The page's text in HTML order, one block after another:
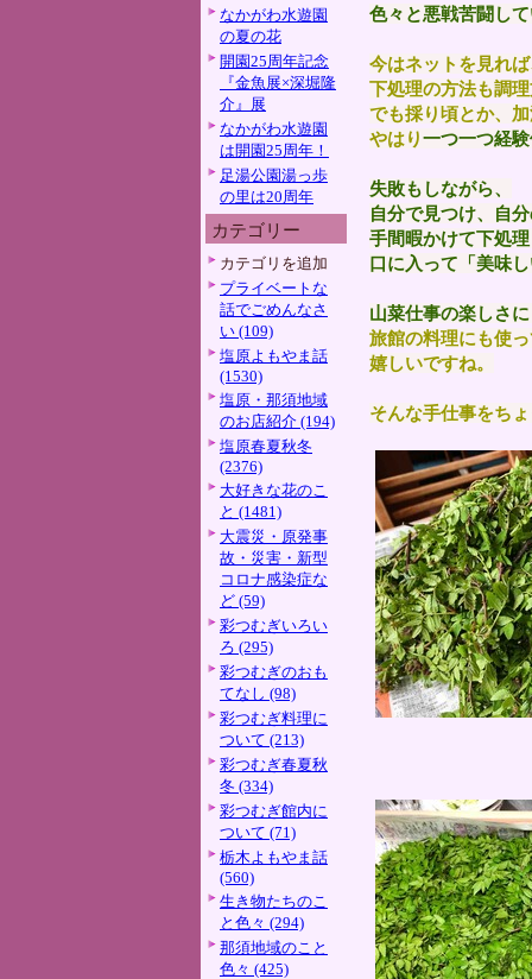
なかがわ水遊園
の夏の花
開園25周年記念
『金魚展×深堀隆
介』展
なかがわ水遊園
は開園25周年！
足湯公園湯っ歩
の里は20周年
カテゴリー
カテゴリを追加
プライベートな
話でごめんなさ
い (109)
塩原よもやま話
(1530)
塩原・那須地域
のお店紹介 (194)
塩原春夏秋冬
(2376)
大好きな花のこ
と (1481)
大震災・原発事
故・災害・新型
コロナ感染症な
ど (59)
彩つむぎいろい
ろ (295)
彩つむぎのおも
てなし (98)
彩つむぎ料理に
ついて (213)
彩つむぎ春夏秋
冬 (334)
彩つむぎ館内に
ついて (71)
栃木よもやま話
(560)
生き物たちのこ
と色々 (294)
那須地域のこと
色々 (425)
色々と悪戦苦闘し
今はネットを見れ
下処理の方法も調
でも採り頃とか、
やはり一つ一つ経
失敗もしながら、
自分で見つけ、自
手間暇かけて下処
口に入って「美味
山菜仕事の楽しさ
旅館の料理にも使
嬉しいですね。
そんな手仕事をち